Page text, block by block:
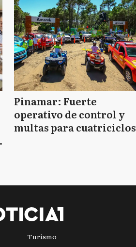
Pinamar: Fuerte
operativo de control y
multas para cuatriciclos
Turismo